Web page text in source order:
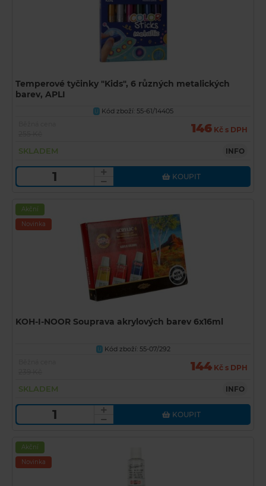
Temperové tyčinky "Kids", 6 různých metalických
barev, APLI
U Kód zboží: 55-61/14405
146 Kč s DPH
SKLADEM INFO
KOUPIT
Akční
Novinka
KOH-I-NOOR Souprava akrylových barev 6x16ml
U Kód zboží: 55-07/292
144 Kč s DPH
SKLADEM INFO
KOUPIT
Akční
Novinka